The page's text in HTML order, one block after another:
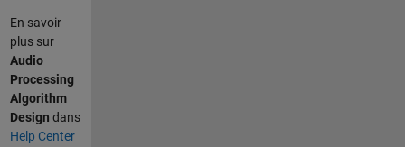
En savoir
plus sur
Audio
Processing
Algorithm
Design dans
Help Center